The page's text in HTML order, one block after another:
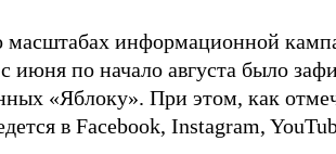
масштабах информационной
июня по начало августа было
«Яблоку». При этом, как
в Facebook, Instagram,